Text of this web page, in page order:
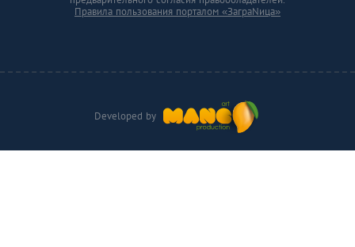
Developed by
Правила пользования порталом «ЗаграNица»